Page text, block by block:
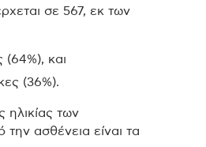
σε 567, εκ των
(64%), και
(36%).
των
ασθένεια είναι τα